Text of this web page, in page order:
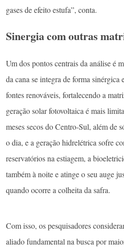
gases de efeito estufa”, conta.
Sinergia com outras
Um dos pontos centrais da análise é
da cana se integra de forma sinérgica
fontes renováveis, fortalecendo a
geração solar fotovoltaica é mais
meses secos do Centro-Sul, além de
o dia, e a geração hidrelétrica sofre
reservatórios na estiagem, a
também à noite e atinge o seu auge
quando ocorre a colheita da safra.
Com isso, os pesquisadores
aliado fundamental na busca por